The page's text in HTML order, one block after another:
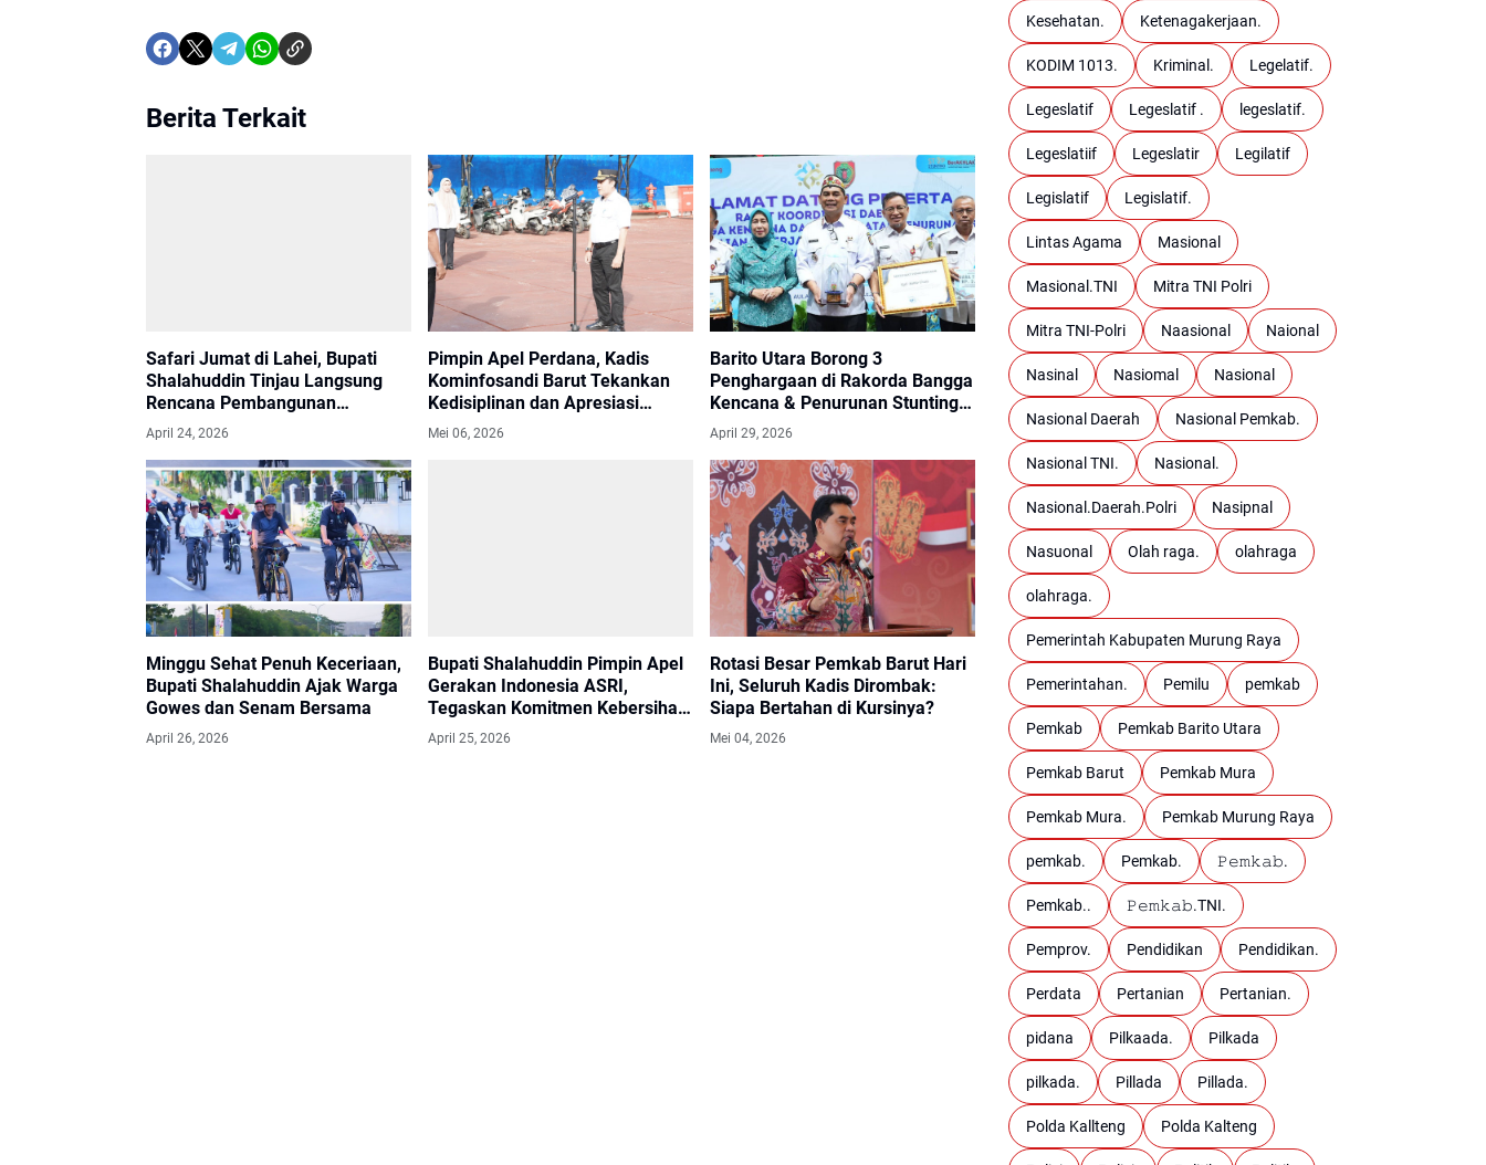
Berita Terkait
Safari Jumat di Lahei, Bupati
Shalahuddin Tinjau Langsung
Rencana Pembangunan
Infrastruktur.
April 24, 2026
Pimpin Apel Perdana, Kadis
Kominfosandi Barut Tekankan
Kedisiplinan dan Apresiasi
Prestasi Daerah
Mei 06, 2026
Barito Utara Borong 3
Penghargaan di Rakorda Bangga
Kencana & Penurunan Stunting
Kalteng 2026
April 29, 2026
Minggu Sehat Penuh Keceriaan,
Bupati Shalahuddin Ajak Warga
Gowes dan Senam Bersama
April 26, 2026
Bupati Shalahuddin Pimpin Apel
Gerakan Indonesia ASRI,
Tegaskan Komitmen Kebersihan
Lingkungan
April 25, 2026
Rotasi Besar Pemkab Barut Hari
Ini, Seluruh Kadis Dirombak:
Siapa Bertahan di Kursinya?
Mei 04, 2026
Kesehatan. Ketenagakerjaan.
KODIM 1013. Kriminal. Legelatif.
Legeslatif Legeslatif . legeslatif.
Legeslatiif Legeslatir Legilatif
Legislatif Legislatif.
Lintas Agama Masional
Masional.TNI Mitra TNI Polri
Mitra TNI-Polri Naasional Naional
Nasinal Nasiomal Nasional
Nasional Daerah Nasional Pemkab.
Nasional TNI. Nasional.
Nasional.Daerah.Polri Nasipnal
Nasuonal Olah raga. olahraga
olahraga.
Pemerintah Kabupaten Murung Raya
Pemerintahan. Pemilu pemkab
Pemkab Pemkab Barito Utara
Pemkab Barut Pemkab Mura
Pemkab Mura. Pemkab Murung Raya
pemkab. Pemkab. 𝙿𝚎𝚖𝚔𝚊𝚋.
Pemkab.. 𝙿𝚎𝚖𝚔𝚊𝚋.TNI.
Pemprov. Pendidikan Pendidikan.
Perdata Pertanian Pertanian.
pidana Pilkaada. Pilkada
pilkada. Pillada Pillada.
Polda Kallteng Polda Kalteng